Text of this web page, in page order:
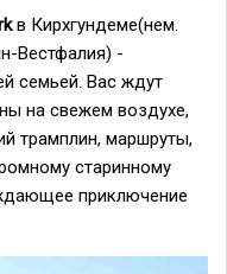
в Кирхгундеме(нем.
Вестфалия) -
семьей. Вас ждут
на свежем воздухе,
трамплин, маршруты,
старинному
приключение